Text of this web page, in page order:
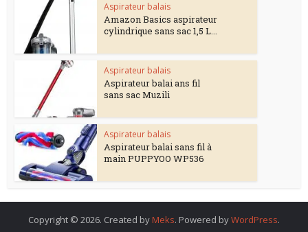
Aspirateur balais
Amazon Basics aspirateur
cylindrique sans sac 1,5 L...
Aspirateur balais
Aspirateur balai ans fil
sans sac Muzili
Aspirateur balais
Aspirateur balai sans fil à
main PUPPYOO WP536
Copyright © 2026. Created by Meks. Powered byWordPress.